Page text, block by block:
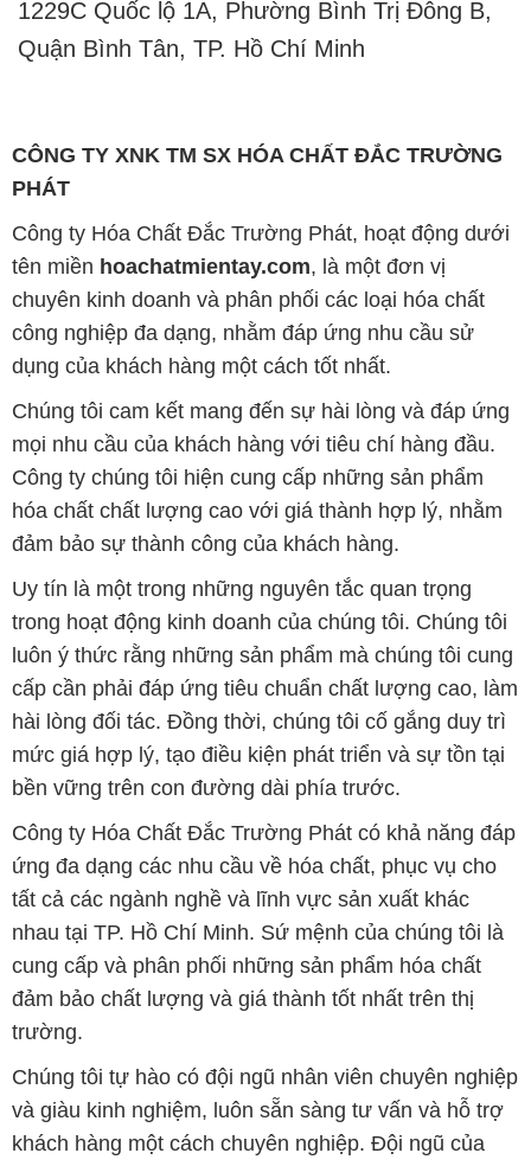
1229C Quốc lộ 1A, Phường Bình Trị Đông B,
Quận Bình Tân, TP. Hồ Chí Minh
CÔNG TY XNK TM SX HÓA CHẤT ĐẮC TRƯỜNG
PHÁT
Công ty Hóa Chất Đắc Trường Phát, hoạt động dưới
tên miền hoachatmientay.com, là một đơn vị
chuyên kinh doanh và phân phối các loại hóa chất
công nghiệp đa dạng, nhằm đáp ứng nhu cầu sử
dụng của khách hàng một cách tốt nhất.
Chúng tôi cam kết mang đến sự hài lòng và đáp ứng
mọi nhu cầu của khách hàng với tiêu chí hàng đầu.
Công ty chúng tôi hiện cung cấp những sản phẩm
hóa chất chất lượng cao với giá thành hợp lý, nhằm
đảm bảo sự thành công của khách hàng.
Uy tín là một trong những nguyên tắc quan trọng
trong hoạt động kinh doanh của chúng tôi. Chúng tôi
luôn ý thức rằng những sản phẩm mà chúng tôi cung
cấp cần phải đáp ứng tiêu chuẩn chất lượng cao, làm
hài lòng đối tác. Đồng thời, chúng tôi cố gắng duy trì
mức giá hợp lý, tạo điều kiện phát triển và sự tồn tại
bền vững trên con đường dài phía trước.
Công ty Hóa Chất Đắc Trường Phát có khả năng đáp
ứng đa dạng các nhu cầu về hóa chất, phục vụ cho
tất cả các ngành nghề và lĩnh vực sản xuất khác
nhau tại TP. Hồ Chí Minh. Sứ mệnh của chúng tôi là
cung cấp và phân phối những sản phẩm hóa chất
đảm bảo chất lượng và giá thành tốt nhất trên thị
trường.
Chúng tôi tự hào có đội ngũ nhân viên chuyên nghiệp
và giàu kinh nghiệm, luôn sẵn sàng tư vấn và hỗ trợ
khách hàng một cách chuyên nghiệp. Đội ngũ của